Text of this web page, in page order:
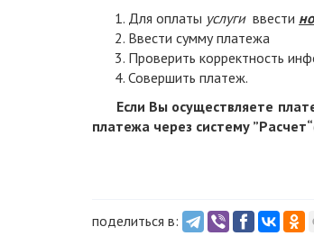
Для оплаты услуги ввести
Ввести сумму платежа
Проверить корректность
Совершить платеж.
Если Вы осуществляете
платежа через систему ”Расчет“
поделиться в: